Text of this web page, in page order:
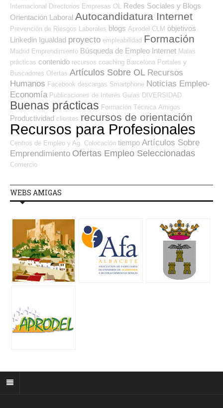
Internacional Directorios Empresas OL
Redes Sociales y Blogs
Orientación Laboral Autocandidatura Internet
Prevención de Riesgos Laborales blogs Aprodel CLM objetivos
Linkedin Igualdad proyecto empleabilidad Formación
Madrid Emprendimiento Búsqueda de Empleo Internet Malas
prácticas contenido recursos coaching Barcelona Portales y
Buscadores Ofertas Artículos Sobre OL Recursos
Humanos Facebook descargas Smartphone Noticias Empleo-
Economía Publicaciones de Interés Guías DIVERSIDAD
Buenas prácticas Formación Técnica Amigos
Productividad clientes recursos de orientación
Recursos para Profesionales
Centros de Empleo y Ag. Colocación tiempo Artículos Sobre
Emprendimiento Ofertas Empleo Seleccionadas
Comercio
WEBS AMIGAS